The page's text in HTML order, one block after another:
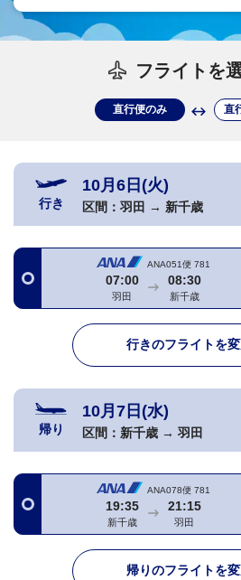
フライトを
直行便のみ 直
行き
10月6日(火)
区間： 羽田 → 新千歳
ANA051便 781
07:00
羽田
08:30
新千歳
行きのフライトを
帰り
10月7日(水)
区間： 新千歳 → 羽田
ANA078便 781
19:35
新千歳
21:15
羽田
帰りのフライトを